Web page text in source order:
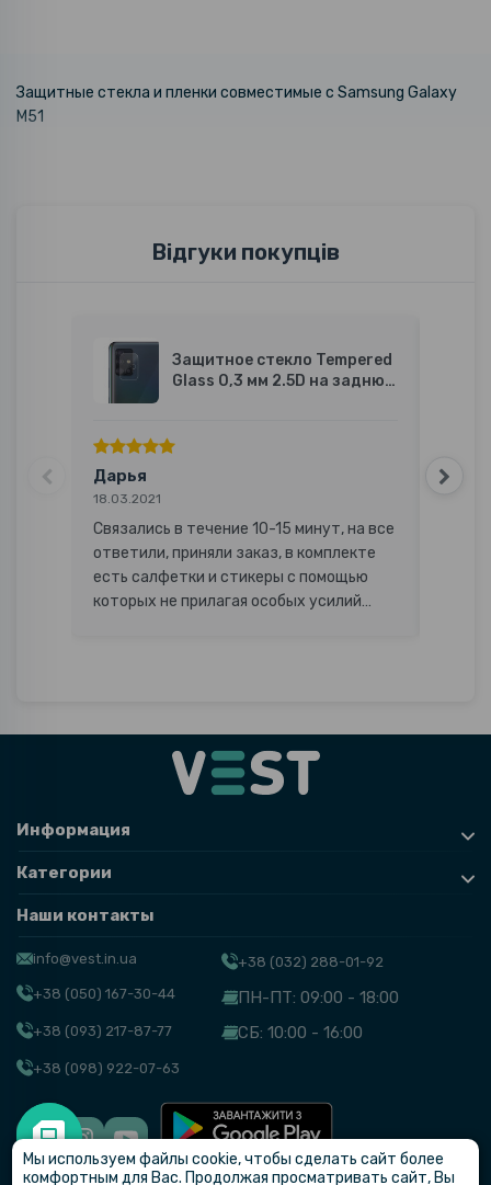
Защитные стекла и пленки совместимые с Samsung Galaxy
M51
Відгуки покупців
Защитное стекло Tempered
Glass 0,3 мм 2.5D на заднюю
Дарья
18.03.2021
Связались в течение 10-15 минут, на все
ответили, приняли заказ, в комплекте
есть салфетки и стикеры с помощью
которых не прилагая особых усилий
Информация
Категории
Наши контакты
info@vest.in.ua
+38 (050) 167-30-44
+38 (093) 217-87-77
+38 (098) 922-07-63
+38 (032) 288-01-92
ПН-ПТ: 09:00 - 18:00
СБ: 10:00 - 16:00
© VEST
Мы используем файлы cookie, чтобы сделать сайт более
комфортным для Вас. Продолжая просматривать сайт, Вы